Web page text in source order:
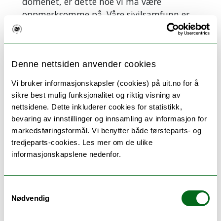
Denne nettsiden anvender cookies
Vi bruker informasjonskapsler (cookies) på uit.no for å
sikre best mulig funksjonalitet og riktig visning av
nettsidene. Dette inkluderer cookies for statistikk,
bevaring av innstillinger og innsamling av informasjon for
markedsføringsformål. Vi benytter både førsteparts- og
tredjeparts-cookies. Les mer om de ulike
informasjonskapslene nedenfor.
Nødvendig
oppmerksomme på. Våre sivilsamfunn er
aggressor som ønsker å utnytte
og storskala sivil infrastruktur, sier han.
– Hvis du er en digital nasjon, som Estland eller